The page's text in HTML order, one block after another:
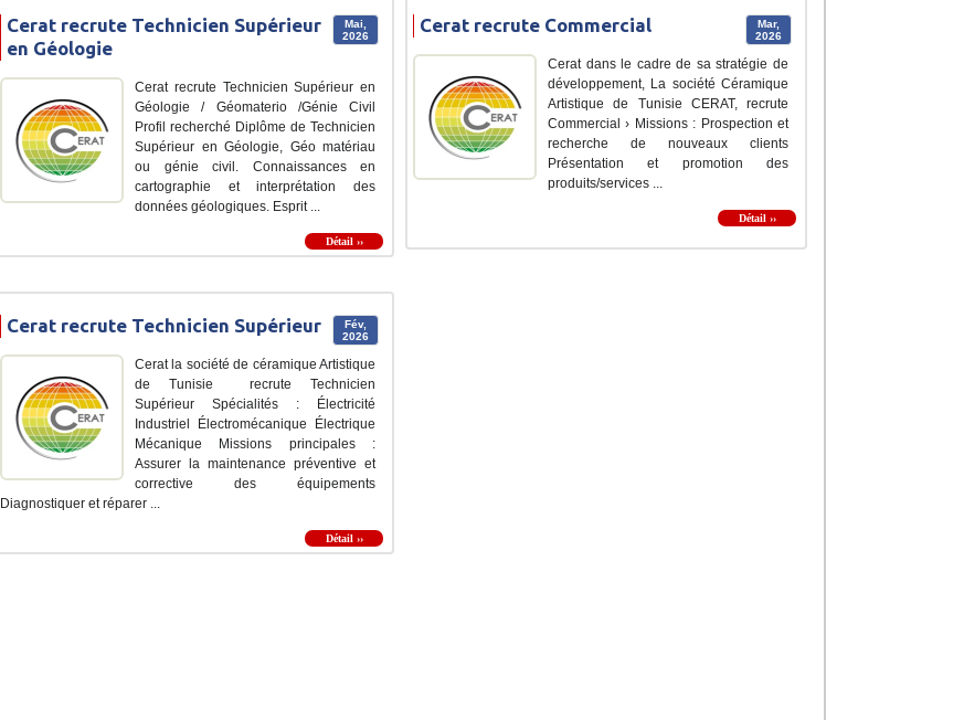
Mai,
2026
Cerat recrute Technicien Supérieur
en Géologie
Cerat recrute Technicien Supérieur en
Géologie / Géomaterio /Génie Civil
Profil recherché Diplôme de Technicien
Supérieur en Géologie, Géo matériau
ou génie civil. Connaissances en
cartographie et interprétation des
données géologiques. Esprit ...
Détail ››
Mar,
2026
Cerat recrute Commercial
Cerat dans le cadre de sa stratégie de
développement, La société Céramique
Artistique de Tunisie CERAT, recrute
Commercial › Missions : Prospection et
recherche de nouveaux clients
Présentation et promotion des
produits/services ...
Détail ››
Fév,
2026
Cerat recrute Technicien Supérieur
Cerat la société de céramique Artistique
de Tunisie recrute Technicien
Supérieur Spécialités : Électricité
Industriel Électromécanique Électrique
Mécanique Missions principales :
Assurer la maintenance préventive et
corrective des équipements
Diagnostiquer et réparer ...
Détail ››